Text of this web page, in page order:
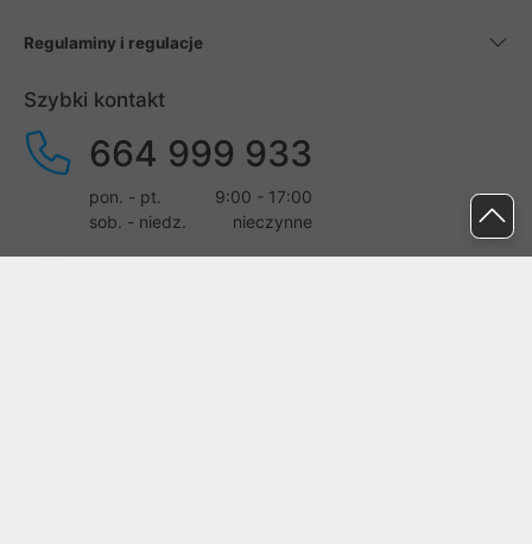
Regulaminy i regulacje
Szybki kontakt
664 999 933
pon. - pt.
9:00 - 17:00
sob. - niedz.
nieczynne